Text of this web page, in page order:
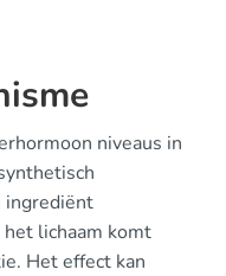
niveaus in
ingrediënt
lichaam komt
Het effect kan